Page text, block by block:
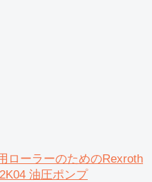
ローラーのためのRexroth
油圧ポンプ